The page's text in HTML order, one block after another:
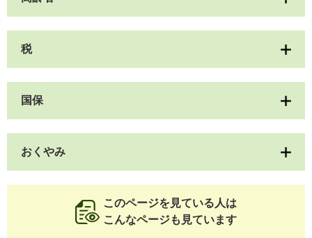
税
国保
おくやみ
このページを見ている人は
こんなページも見ています